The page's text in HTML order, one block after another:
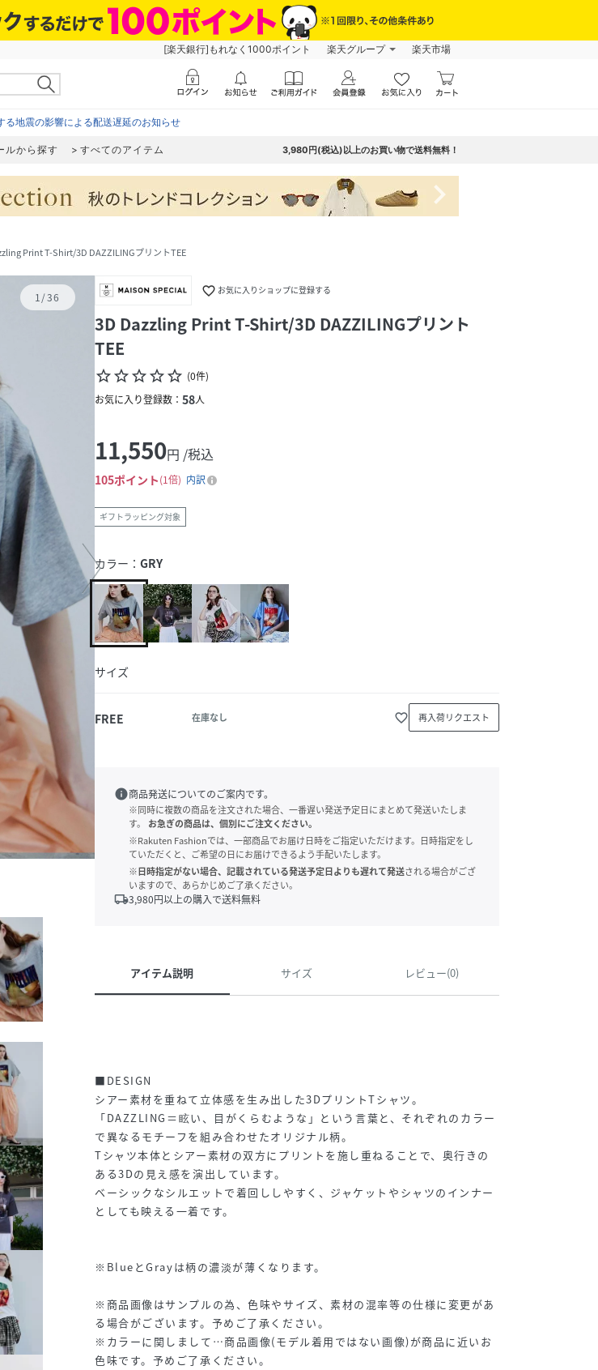
[楽天銀行]もれなく1000ポイント 楽天グループ 楽天市場
る地震の影響による配送遅延のお知らせ
ルから探す すべてのアイテム 3,980円(税込)以上のお買い物で送料無料！
navigate_next
Print T-Shirt/3D DAZZILINGプリントTEE
1/36 favorite_border お気に入りショップに登録する
3D Dazzling Print T-Shirt/3D DAZZILINGプリント
TEE
star_borderstar_borderstar_borderstar_borderstar_border (0件)
お気に入り登録数： 58人
11,550円 /税込
105ポイント 1倍 内訳
ギフトラッピング対象
カラー： GRY
サイズ
FREE 在庫なし favorite_border 再入荷リクエスト
info商品発送についてのご案内です。
※同時に複数の商品を注文された場合、一番遅い発送予定日にまとめて発送いたしま
す。
お急ぎの商品は、個別にご注文ください。
※Rakuten Fashionでは、一部商品でお届け日時をご指定いただけます。日時指定をし
ていただくと、ご希望の日にお届けできるよう手配いたします。
※日時指定がない場合、記載されている発送予定日よりも遅れて発送される場合がござ
いますので、あらかじめご了承ください。
local_shipping3,980円以上の購入で送料無料
アイテム説明 サイズ レビュー(0)
■DESIGN
シアー素材を重ねて立体感を生み出した3DプリントTシャツ。
「DAZZLING＝眩い、目がくらむような」という言葉と、それぞれのカラー
で異なるモチーフを組み合わせたオリジナル柄。
Tシャツ本体とシアー素材の双方にプリントを施し重ねることで、奥行きの
ある3Dの見え感を演出しています。
ベーシックなシルエットで着回ししやすく、ジャケットやシャツのインナー
としても映える一着です。
※BlueとGrayは柄の濃淡が薄くなります。
※商品画像はサンプルの為、色味やサイズ、素材の混率等の仕様に変更があ
る場合がございます。予めご了承ください。
※カラーに関しまして…商品画像(モデル着用ではない画像)が商品に近いお
色味です。予めご了承ください。